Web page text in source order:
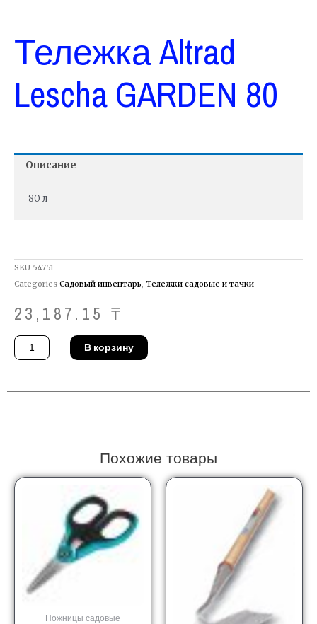
Тележка Altrad
Lescha GARDEN 80
Описание
80 л
SKU 54751
Categories Садовый инвентарь, Тележки садовые и тачки
23,187.15 ₸
Количество
товара
Тележка
80
В корзину
Похожие товары
Ножницы садовые